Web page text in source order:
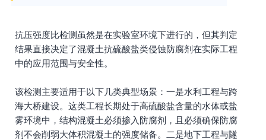
抗压强度比检测虽然是在实验室环境下进行的，但其判定
结果直接决定了混凝土抗硫酸盐类侵蚀防腐剂在实际工程
中的应用范围与安全性。
该检测主要适用于以下几类典型场景：一是水利工程与跨
海大桥建设。这类工程长期处于高硫酸盐含量的水体或盐
雾环境中，结构混凝土必须掺入防腐剂，且必须确保防腐
剂不会削弱大体积混凝土的强度储备。二是地下工程与隧